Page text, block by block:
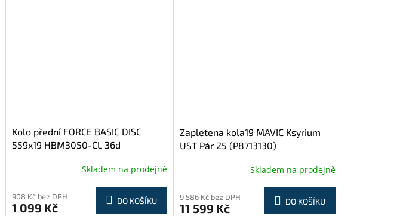
Kolo přední FORCE BASIC DISC
559x19 HBM3050-CL 36d
Skladem na prodejně
908 Kč bez DPH
1 099 Kč DO KOŠÍKU
Zapletena kola19 MAVIC Ksyrium
UST Pár 25 (P8713130)
Skladem na prodejně
9 586 Kč bez DPH
11 599 Kč DO KOŠÍKU